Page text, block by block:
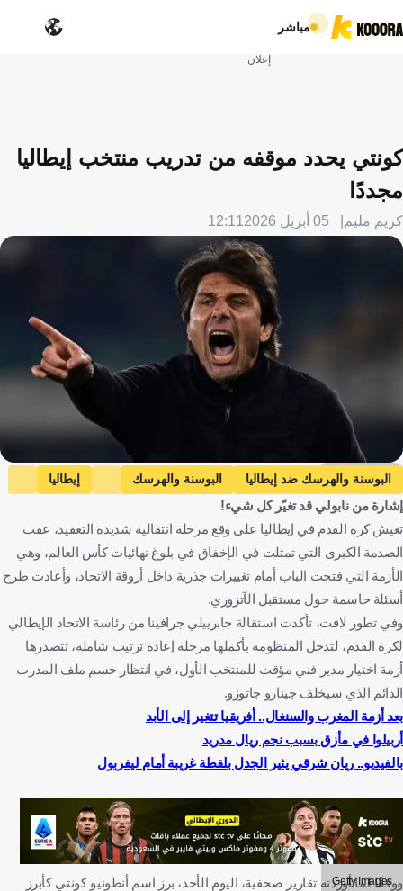
مباشر
إعلان
كونتي يحدد موقفه من تدريب منتخب إيطاليا
مجددًا
كريم مليم 05 أبريل 2026 12:11
Getty Images
البوسنة والهرسك ضد إيطاليا البوسنة والهرسك
إيطاليا
التصفيات المؤهلة لكأس العالم - أوروبا
نابولي
البوسنة والهرسك
إيطاليا
المملكة العربية السعودية
كرة قدم
إشارة من نابولي قد تغيّر كل شيء!
تعيش كرة القدم في إيطاليا على وقع مرحلة انتقالية شديدة التعقيد، عقب
الصدمة الكبرى التي تمثلت في الإخفاق في بلوغ نهائيات كأس العالم، وهي
الأزمة التي فتحت الباب أمام تغييرات جذرية داخل أروقة الاتحاد، وأعادت طرح
أسئلة حاسمة حول مستقبل الآتزوري.
وفي تطور لافت، تأكدت استقالة جابرييلي جرافينا من رئاسة الاتحاد الإيطالي
لكرة القدم، لتدخل المنظومة بأكملها مرحلة إعادة ترتيب شاملة، تتصدرها
أزمة اختيار مدير فني مؤقت للمنتخب الأول، في انتظار حسم ملف المدرب
الدائم الذي سيخلف جينارو جاتوزو.
بعد أزمة المغرب والسنغال.. أفريقيا تتغير إلى الأبد
أربيلوا في مأزق بسبب نجم ريال مدريد
بالفيديو.. ريان شرقي يثير الجدل بلقطة غريبة أمام ليفربول
Getty Images
ووفقًا لما أوردته تقارير صحفية، اليوم الأحد، برز اسم أنطونيو كونتي كأبرز